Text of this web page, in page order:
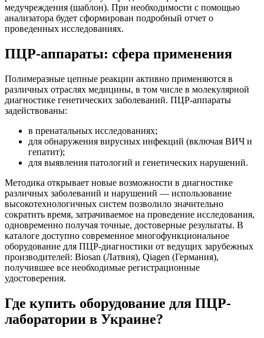
медучреждения (шаблон). При необходимости с помощью
анализатора будет сформирован подробный отчет о
проведенных исследованиях.
ПЦР-аппараты: сфера применения
Полимеразные цепные реакции активно применяются в
различных отраслях медицины, в том числе в молекулярной
диагностике генетических заболеваний. ПЦР-аппараты
задействованы:
в пренатальных исследованиях;
для обнаружения вирусных инфекций (включая ВИЧ и
гепатит);
для выявления патологий и генетических нарушений.
Методика открывает новые возможности в диагностике
различных заболеваний и нарушений — использование
высокотехнологичных систем позволило значительно
сократить время, затрачиваемое на проведение исследования,
одновременно получая точные, достоверные результаты. В
каталоге доступно современное многофункциональное
оборудование для ПЦР-диагностики от ведущих зарубежных
производителей: Biosan (Латвия), Qiagen (Германия),
получившее все необходимые регистрационные
удостоверения.
Где купить оборудование для ПЦР-
лаборатории в Украине?